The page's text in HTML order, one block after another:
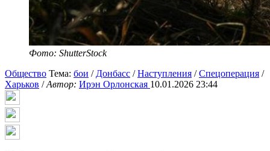
Фото: ShutterStock
Общество Тема: бои / Донбасс /Наступления /Спецоперация /
Харьков /Автор: Ирэн Орлонская 10.01.2026 23:44